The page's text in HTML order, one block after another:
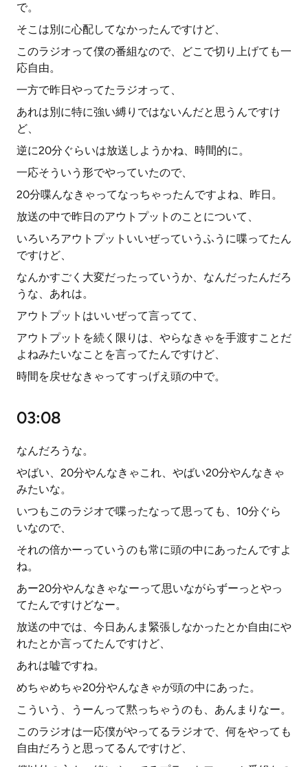
で。
そこは別に心配してなかったんですけど、
このラジオって僕の番組なので、どこで切り上げても一
応自由。
一方で昨日やってたラジオって、
あれは別に特に強い縛りではないんだと思うんですけ
ど、
逆に20分ぐらいは放送しようかね、時間的に。
一応そういう形でやっていたので、
20分喋んなきゃってなっちゃったんですよね、昨日。
放送の中で昨日のアウトプットのことについて、
いろいろアウトプットいいぜっていうふうに喋ってたん
ですけど、
なんかすごく大変だったっていうか、なんだったんだろ
うな、あれは。
アウトプットはいいぜって言ってて、
アウトプットを続く限りは、やらなきゃを手渡すことだ
よねみたいなことを言ってたんですけど、
時間を戻せなきゃってすっげえ頭の中で。
03:08
なんだろうな。
やばい、20分やんなきゃこれ、やばい20分やんなきゃ
みたいな。
いつもこのラジオで喋ったなって思っても、10分ぐら
いなので、
それの倍かーっていうのも常に頭の中にあったんですよ
ね。
あー20分やんなきゃなーって思いながらずーっとやっ
てたんですけどなー。
放送の中では、今日あんま緊張しなかったとか自由にや
れたとか言ってたんですけど、
あれは嘘ですね。
めちゃめちゃ20分やんなきゃが頭の中にあった。
こういう、うーんって黙っちゃうのも、あんまりなー。
このラジオは一応僕がやってるラジオで、何をやっても
自由だろうと思ってるんですけど、